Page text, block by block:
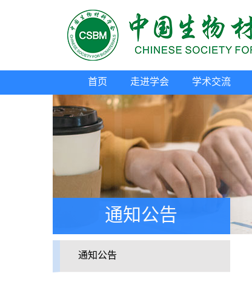
首页 走进学会 学术交流
通知公告
通知公告